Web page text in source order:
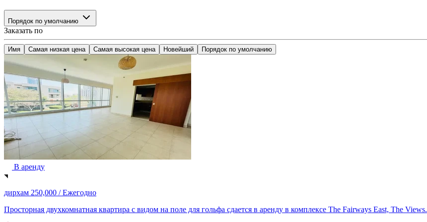
Порядок по умолчанию
Заказать по
Имя Самая низкая цена Самая высокая цена Новейший Порядок по умолчанию
В аренду
дирхам 250,000 /Ежегодно
Просторная двухкомнатная квартира с видом на поле для гольфа сдается в аренду в комплексе The Fairways East, The Views.